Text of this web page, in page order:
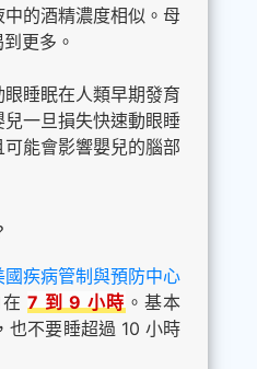
的酒精濃度相似。母
更多。
睡眠在人類早期發育
一旦損失快速動眼睡
能會影響嬰兒的腦部
國疾病管制與預防中心
7 到 9 小時 。基本
也不要睡超過 10 小時